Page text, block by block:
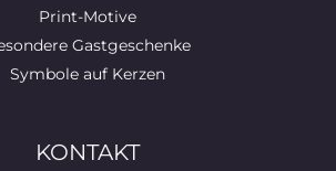
Print-Motive
Gastgeschenke
Symbole auf Kerzen
KONTAKT